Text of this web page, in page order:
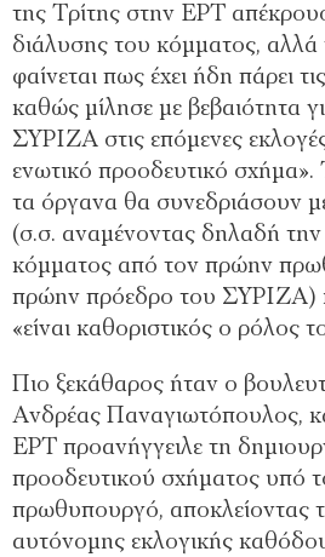
της Τρίτης στην ΕΡΤ
διάλυσης του κόμματος, αλλά
φαίνεται πως έχει ήδη πάρει
καθώς μίλησε με βεβαιότητα
ΣΥΡΙΖΑ στις επόμενες
ενωτικό προοδευτικό σχήμα».
τα όργανα θα συνεδριάσουν
(σ.σ. αναμένοντας δηλαδή
κόμματος από τον πρώην
πρώην πρόεδρο του ΣΥΡΙΖΑ)
«είναι καθοριστικός ο ρόλος
Πιο ξεκάθαρος ήταν ο
Ανδρέας Παναγιωτόπουλος,
ΕΡΤ προανήγγειλε τη
προοδευτικού σχήματος υπό
πρωθυπουργό, αποκλείοντας
αυτόνομης εκλογικής